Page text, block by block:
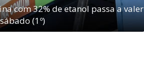
com 32% de etanol passa a valer
(1º)